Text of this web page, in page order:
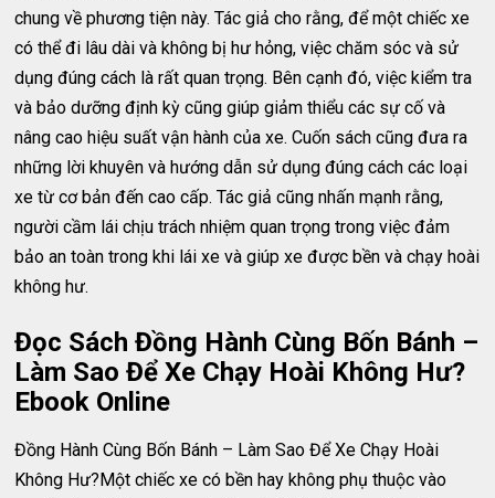
chung về phương tiện này. Tác giả cho rằng, để một chiếc xe
có thể đi lâu dài và không bị hư hỏng, việc chăm sóc và sử
dụng đúng cách là rất quan trọng. Bên cạnh đó, việc kiểm tra
và bảo dưỡng định kỳ cũng giúp giảm thiểu các sự cố và
nâng cao hiệu suất vận hành của xe. Cuốn sách cũng đưa ra
những lời khuyên và hướng dẫn sử dụng đúng cách các loại
xe từ cơ bản đến cao cấp. Tác giả cũng nhấn mạnh rằng,
người cầm lái chịu trách nhiệm quan trọng trong việc đảm
bảo an toàn trong khi lái xe và giúp xe được bền và chạy hoài
không hư.
Đọc Sách Đồng Hành Cùng Bốn Bánh –
Làm Sao Để Xe Chạy Hoài Không Hư?
Ebook Online
Đồng Hành Cùng Bốn Bánh – Làm Sao Để Xe Chạy Hoài
Không Hư?Một chiếc xe có bền hay không phụ thuộc vào